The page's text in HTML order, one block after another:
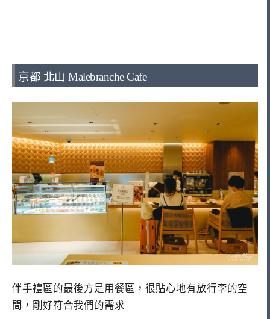
京都 北山 Malebranche Cafe
伴手禮區的最後方是用餐區，很貼心地有放行李的空
間，剛好符合我們的需求